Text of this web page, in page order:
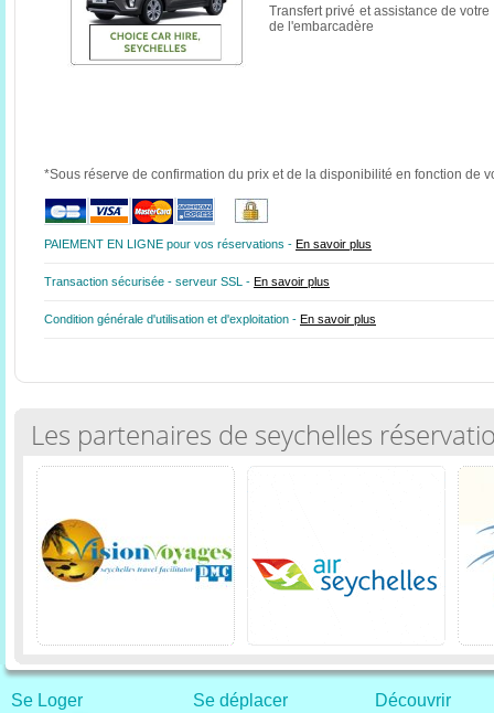
Transfert privé et assistance de
de l'embarcadère
*Sous réserve de confirmation du prix et de la disponibilité en fonction de
PAIEMENT EN LIGNE pour vos réservations - En savoir plus
Transaction sécurisée - serveur SSL - En savoir plus
Condition générale d'utilisation et d'exploitation - En savoir plus
Les partenaires de seychelles
Se Loger Se déplacer Découvrir